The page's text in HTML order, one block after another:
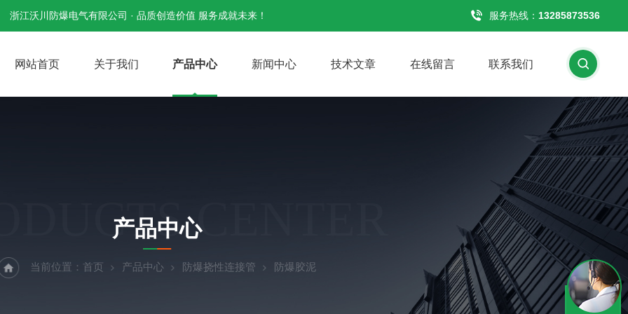
浙江沃川防爆电气有限公司 · 品质创造价值 服务成就未来！ 服务热线： 13285873536
网站首页 关于我们 产品中心 新闻中心 技术文章 在线留言 联系我们
CENTER
产品中心
当前位置： 首页 产品中心 防爆挠性连接管 防爆胶泥